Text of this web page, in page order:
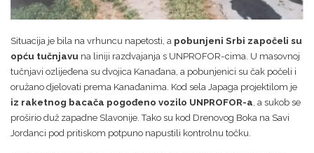
Situacija je bila na vrhuncu napetosti, a pobunjeni Srbi započeli su
opću tučnjavu na liniji razdvajanja s UNPROFOR-cima. U masovnoj
tučnjavi ozlijeđena su dvojica Kanađana, a pobunjenici su čak počeli i
oružano djelovati prema Kanađanima. Kod sela Japaga projektilom je
iz raketnog bacača pogođeno vozilo UNPROFOR-a, a sukob se
proširio duž zapadne Slavonije. Tako su kod Drenovog Boka na Savi
Jordanci pod pritiskom potpuno napustili kontrolnu točku.